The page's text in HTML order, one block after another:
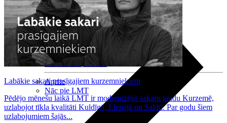
HBO Max | Netflix
Aprite
Nāc pie LMT
Labākie sakari prasīgajiem kurzemniekiem
Pēdējo mēnešu laikā LMT ir modernizējis sakaru jaudu Kurzemē,
uzlabojot tīkla kvalitāti Kuldīgā, Liepājā un Saldū. Par godu šiem
uzlabojumiem šajās...